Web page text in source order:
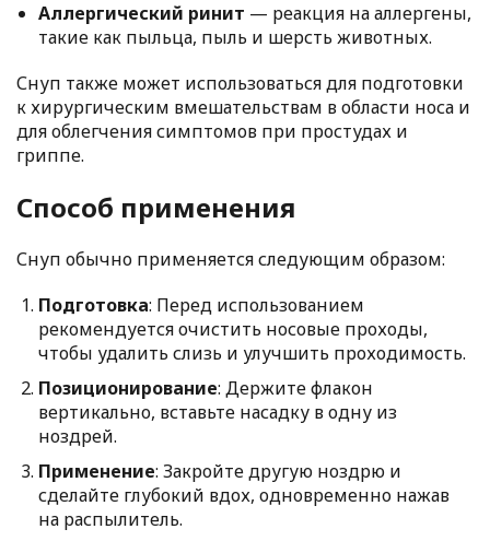
Аллергический ринит — реакция на аллергены,
такие как пыльца, пыль и шерсть животных.
Снуп также может использоваться для подготовки
к хирургическим вмешательствам в области носа и
для облегчения симптомов при простудах и
гриппе.
Способ применения
Снуп обычно применяется следующим образом:
Подготовка: Перед использованием
рекомендуется очистить носовые проходы,
чтобы удалить слизь и улучшить проходимость.
Позиционирование: Держите флакон
вертикально, вставьте насадку в одну из
ноздрей.
Применение: Закройте другую ноздрю и
сделайте глубокий вдох, одновременно нажав
на распылитель.